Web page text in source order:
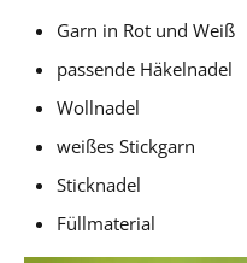
Garn in Rot und Weiß
passende Häkelnadel
Wollnadel
weißes Stickgarn
Sticknadel
Füllmaterial